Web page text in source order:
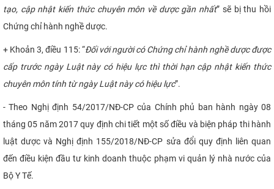
HTQT
CỰU NGƯỜI HỌC
tạo, cập nhật kiến thức chuyên môn về dược gần nhất” sẽ bị thu hồi
Chứng chỉ hành nghề dược.
+ Khoản 3, điều 115: “Đối với người có Chứng chỉ hành nghề dược được
cấp trước ngày Luật này có hiệu lực thì thời hạn cập nhật kiến thức
chuyên môn tính từ ngày Luật này có hiệu lực”.
- Theo Nghị định 54/2017/NĐ-CP của Chính phủ ban hành ngày 08
tháng 05 năm 2017 quy định chi tiết một số điều và biện pháp thi hành
luật dược và Nghị định 155/2018/NĐ-CP sửa đổi quy định liên quan
đến điều kiện đầu tư kinh doanh thuộc phạm vi quản lý nhà nước của
Bộ Y Tế.